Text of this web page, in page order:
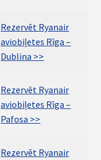
Rezervēt Ryanair
aviobiļetes Rīga –
Dublina >>
Rezervēt Ryanair
aviobiļetes Rīga –
Pafosa >>
Rezervēt Ryanair